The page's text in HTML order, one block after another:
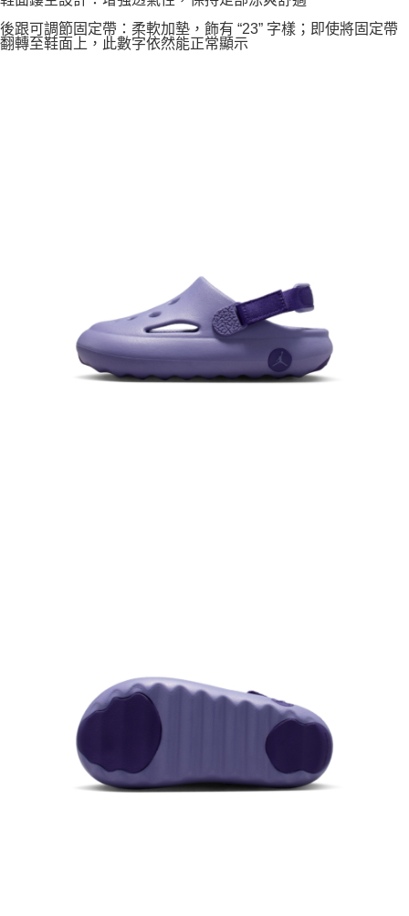
後跟可調節固定帶：柔軟加墊，飾有 “23” 字樣；即使將固定帶
翻轉至鞋面上，此數字依然能正常顯示